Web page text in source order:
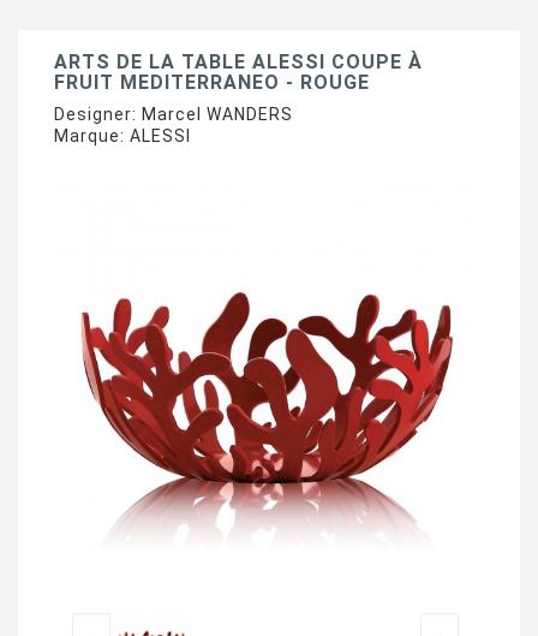
ARTS DE LA TABLE ALESSI COUPE À
FRUIT MEDITERRANEO - ROUGE
Designer: Marcel WANDERS
Marque: ALESSI